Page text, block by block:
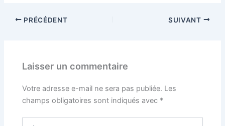
PRÉCÉDENT SUIVANT
Laisser un commentaire
Votre adresse e-mail ne sera pas publiée. Les
champs obligatoires sont indiqués avec *